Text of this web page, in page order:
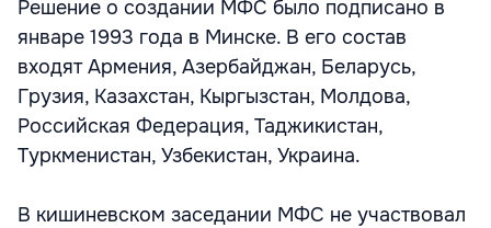
Решение о создании МФС было подписано в
январе 1993 года в Минске. В его состав
входят Армения, Азербайджан, Беларусь,
Грузия, Казахстан, Кыргызстан, Молдова,
Российская Федерация, Таджикистан,
Туркменистан, Узбекистан, Украина.
В кишиневском заседании МФС не участвовал